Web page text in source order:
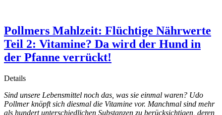
Pollmers Mahlzeit: Flüchtige Nährwerte
Teil 2: Vitamine? Da wird der Hund in
der Pfanne verrückt!
Details
Sind unsere Lebensmittel noch das, was sie einmal waren? Udo
Pollmer knöpft sich diesmal die Vitamine vor. Manchmal sind mehr
als hundert unterschiedlichen Substanzen zu berücksichtigen, deren